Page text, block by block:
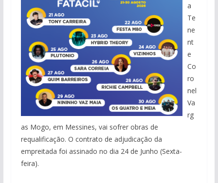
a
Te
ne
nt
e
Co
ro
nel
Va
rg
as Mogo, em Messines, vai sofrer obras de
requalificação. O contrato de adjudicação da
empreitada foi assinado no dia 24 de Junho (Sexta-
feira).